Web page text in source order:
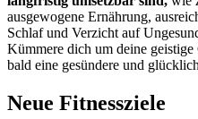
ausgewogene Ernährung,
Schlaf und Verzicht auf
Kümmere dich um deine
bald eine gesündere und
Neue Fitnessziele